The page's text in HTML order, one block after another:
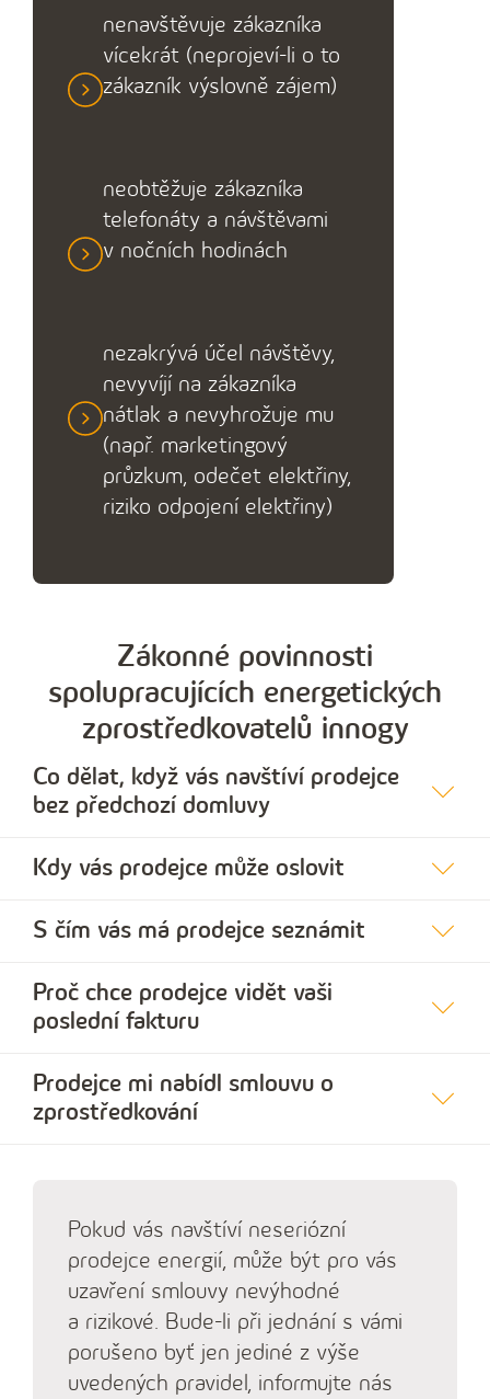
nenavštěvuje zákazníka
vícekrát (neprojeví-li o to
zákazník výslovně zájem)
neobtěžuje zákazníka
telefonáty a návštěvami
v nočních hodinách
nezakrývá účel návštěvy,
nevyvíjí na zákazníka
nátlak a nevyhrožuje mu
(např. marketingový
průzkum, odečet elektřiny,
riziko odpojení elektřiny)
Zákonné povinnosti
spolupracujících energetických
zprostředkovatelů innogy
Co dělat, když vás navštíví prodejce
bez předchozí domluvy
Kdy vás prodejce může oslovit
S čím vás má prodejce seznámit
Proč chce prodejce vidět vaši
poslední fakturu
Prodejce mi nabídl smlouvu o
zprostředkování
Pokud vás navštíví neseriózní
prodejce energií, může být pro vás
uzavření smlouvy nevýhodné
a rizikové. Bude-li při jednání s vámi
porušeno byť ‍jen ‍jediné ‍z výše
‍uvedených ‍pravidel, ‍informujte ‍nás